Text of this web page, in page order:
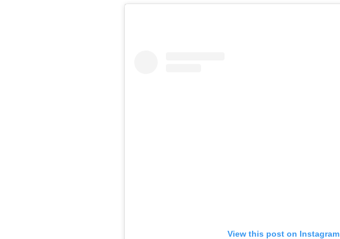
View this post on Instagram